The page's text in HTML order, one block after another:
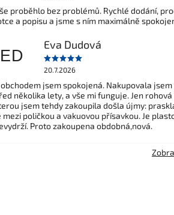
proběhlo bez problémů. Rychlé dodání,
a popisu a jsme s ním maximálně
ED
Eva Dudová
20.7.2026
obchodem jsem spokojená. Nakupovala
několika lety, a vše mi funguje. Jen
jsem tehdy zakoupila došla újmy:
mezi poličkou a vakuovou přísavkou. Je
Proto zakoupena obdobná,nová.